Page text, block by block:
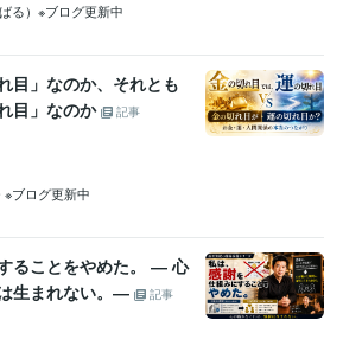
エネルギーワーク
る）※ブログ更新中
目」なのか、それとも
目」なのか
記事
ブログ更新中
ることをやめた。 ― 心
生まれない。―
記事